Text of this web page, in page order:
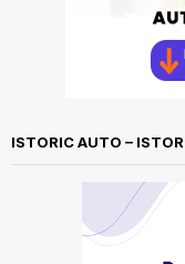
ISTORIC AUTO –